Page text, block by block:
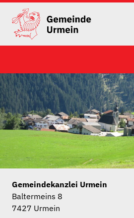
Gemeindekanzlei Urmein
Baltermeins 8
7427 Urmein